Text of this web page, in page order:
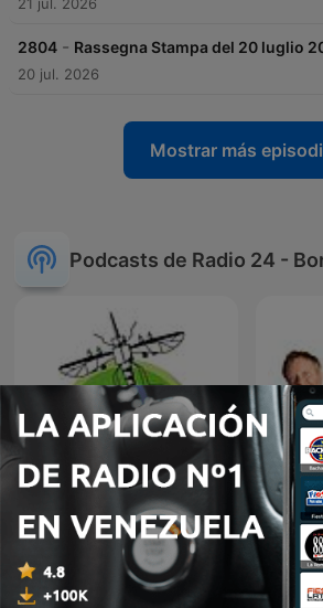
2804 - Rassegna Stampa del 20 luglio
20 jul. 2026
Mostrar más
Podcasts de Radio 24 -
La Zanzara Uno,